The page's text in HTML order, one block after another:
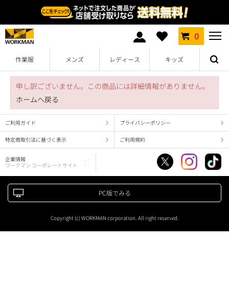
0
作業服 メンズ レディース キッズ
申し訳ございません。この商品には詳細情報がありません。
ホームへ戻る
ご利用ガイド プライバシーポリシー
特定商取引法に基づく表示 ご利用規約
企業情報
ワークマン コーポレートサイト
PC版でみる
Copyright (c) WORKMAN corporation. All right reserved.